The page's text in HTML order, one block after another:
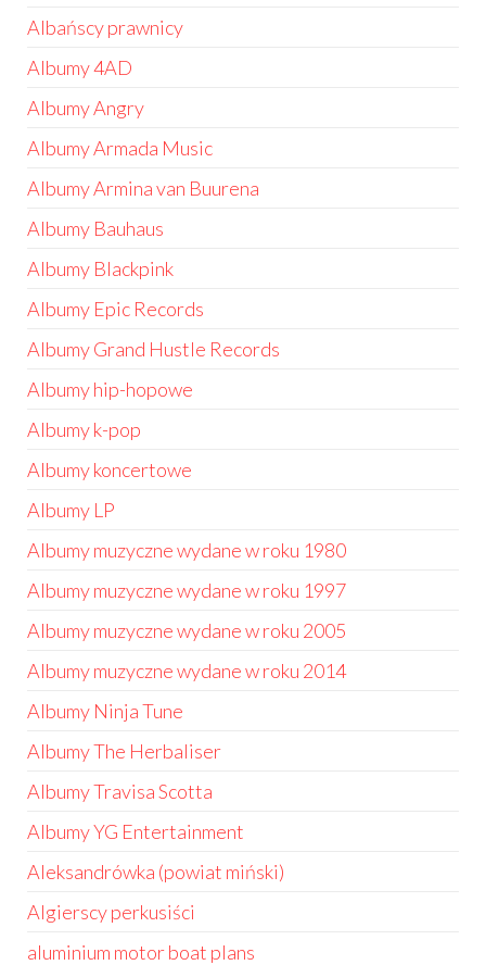
Albańscy prawnicy
Albumy 4AD
Albumy Angry
Albumy Armada Music
Albumy Armina van Buurena
Albumy Bauhaus
Albumy Blackpink
Albumy Epic Records
Albumy Grand Hustle Records
Albumy hip-hopowe
Albumy k-pop
Albumy koncertowe
Albumy LP
Albumy muzyczne wydane w roku 1980
Albumy muzyczne wydane w roku 1997
Albumy muzyczne wydane w roku 2005
Albumy muzyczne wydane w roku 2014
Albumy Ninja Tune
Albumy The Herbaliser
Albumy Travisa Scotta
Albumy YG Entertainment
Aleksandrówka (powiat miński)
Algierscy perkusiści
aluminium motor boat plans